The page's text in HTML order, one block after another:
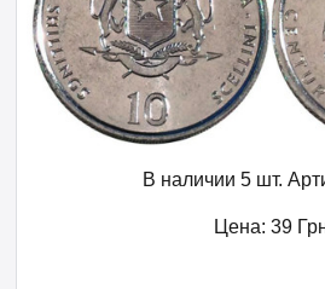
В наличии 5 шт.
Цена: 39